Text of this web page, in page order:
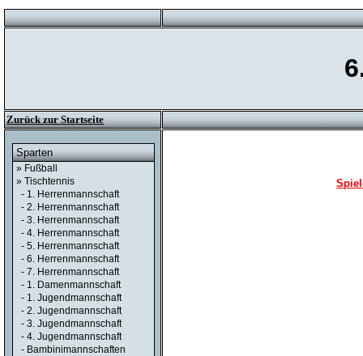
Zurück zur Startseite
Sparten
» Fußball
» Tischtennis
- 1. Herrenmannschaft
- 2. Herrenmannschaft
- 3. Herrenmannschaft
- 4. Herrenmannschaft
- 5. Herrenmannschaft
- 6. Herrenmannschaft
- 7. Herrenmannschaft
- 1. Damenmannschaft
- 1. Jugendmannschaft
- 2. Jugendmannschaft
- 3. Jugendmannschaft
- 4. Jugendmannschaft
- Bambinimannschaften